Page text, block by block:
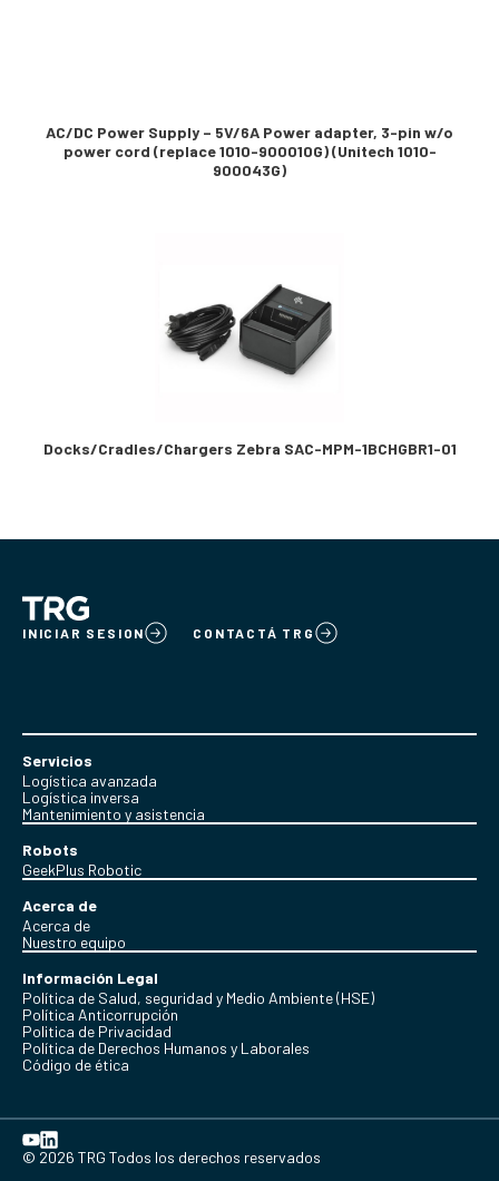
AC/DC Power Supply – 5V/6A Power adapter, 3-pin w/o
power cord (replace 1010-900010G) (Unitech 1010-
900043G)
Docks/Cradles/Chargers Zebra SAC-MPM-1BCHGBR1-01
INICIAR SESION CONTACTÁ TRG
Servicios
Logística avanzada
Logística inversa
Mantenimiento y asistencia
Robots
GeekPlus Robotic
Acerca de
Acerca de
Nuestro equipo
Información Legal
Política de Salud, seguridad y Medio Ambiente (HSE)
Política Anticorrupción
Politica de Privacidad
Política de Derechos Humanos y Laborales
Código de ética
© 2026 TRG Todos los derechos reservados